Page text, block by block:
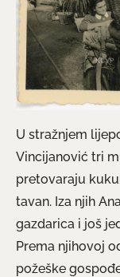
U stražnjem
Vincijanović tri
pretovaraju
tavan. Iza njih
gazdarica i još
Prema njihovoj
požeške